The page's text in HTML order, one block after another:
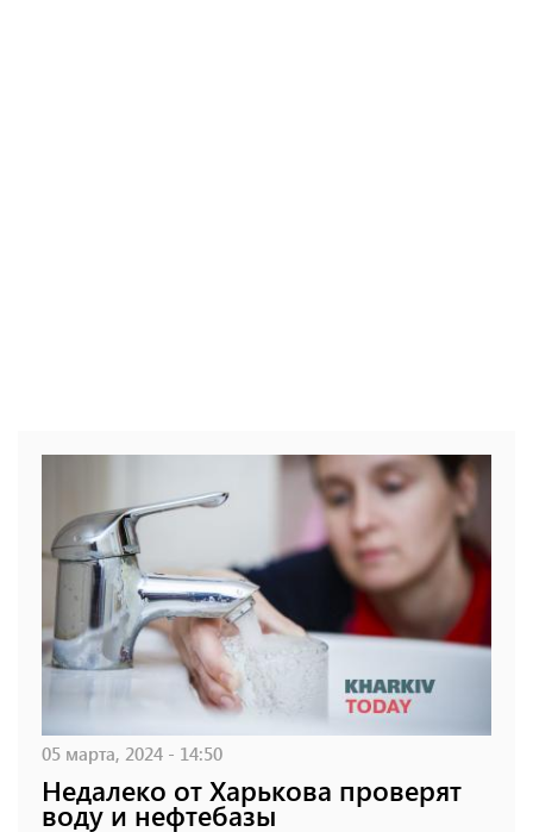
05 марта, 2024 - 14:50
Недалеко от Харькова проверят
воду и нефтебазы